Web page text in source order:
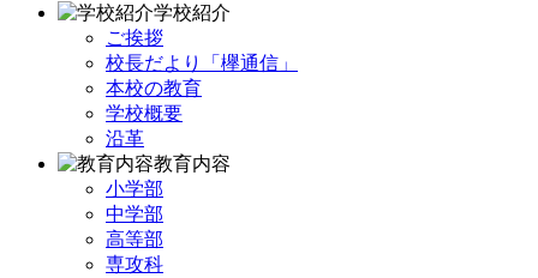
学校紹介
ご挨拶
校長だより「欅通信」
本校の教育
学校概要
沿革
教育内容
小学部
中学部
高等部
専攻科